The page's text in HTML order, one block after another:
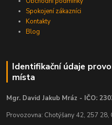
Spokojení zákazníci
Kontakty
Blog
Identifikační údaje
místa
Mgr. David Jakub Mráz - IČO:
Provozovna: Chotýšany 42, 257 28,